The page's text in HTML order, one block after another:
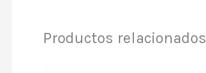
Productos relacionados